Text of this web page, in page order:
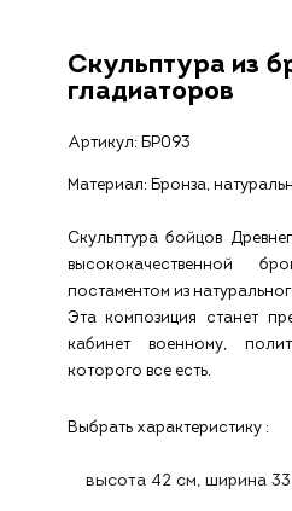
Скульптура из
гладиаторов
Артикул: БР093
Материал: Бронза,
Скульптура бойцов
высококачественной
постаментом из
Эта композиция станет
кабинет военному,
которого все есть.
Выбрать характеристику :